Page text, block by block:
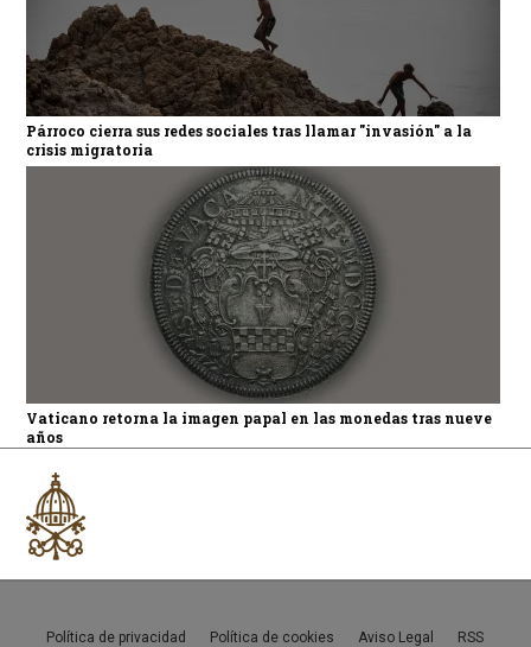
Párroco cierra sus redes sociales tras llamar "invasión" a la
crisis migratoria
Vaticano retorna la imagen papal en las monedas tras nueve
años
Política de privacidad Política de cookies Aviso Legal RSS